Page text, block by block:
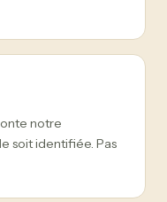
notre
soit identifiée. Pas